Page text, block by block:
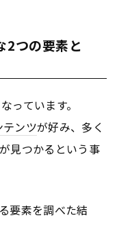
2つの要素と
っています。
テンツが好み、多く
見つかるという事
要素を調べた結